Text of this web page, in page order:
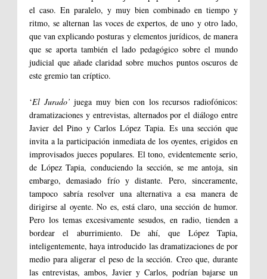
el caso. En paralelo, y muy bien combinado en tiempo y
ritmo, se alternan las voces de expertos, de uno y otro lado,
que van explicando posturas y elementos jurídicos, de manera
que se aporta también el lado pedagógico sobre el mundo
judicial que añade claridad sobre muchos puntos oscuros de
este gremio tan críptico.
‘El Jurado’ juega muy bien con los recursos radiofónicos:
dramatizaciones y entrevistas, alternados por el diálogo entre
Javier del Pino y Carlos López Tapia. Es una sección que
invita a la participación inmediata de los oyentes, erigidos en
improvisados jueces populares. El tono, evidentemente serio,
de López Tapia, conduciendo la sección, se me antoja, sin
embargo, demasiado frío y distante. Pero, sinceramente,
tampoco sabría resolver una alternativa a esa manera de
dirigirse al oyente. No es, está claro, una sección de humor.
Pero los temas excesivamente sesudos, en radio, tienden a
bordear el aburrimiento. De ahí, que López Tapia,
inteligentemente, haya introducido las dramatizaciones de por
medio para aligerar el peso de la sección. Creo que, durante
las entrevistas, ambos, Javier y Carlos, podrían bajarse un